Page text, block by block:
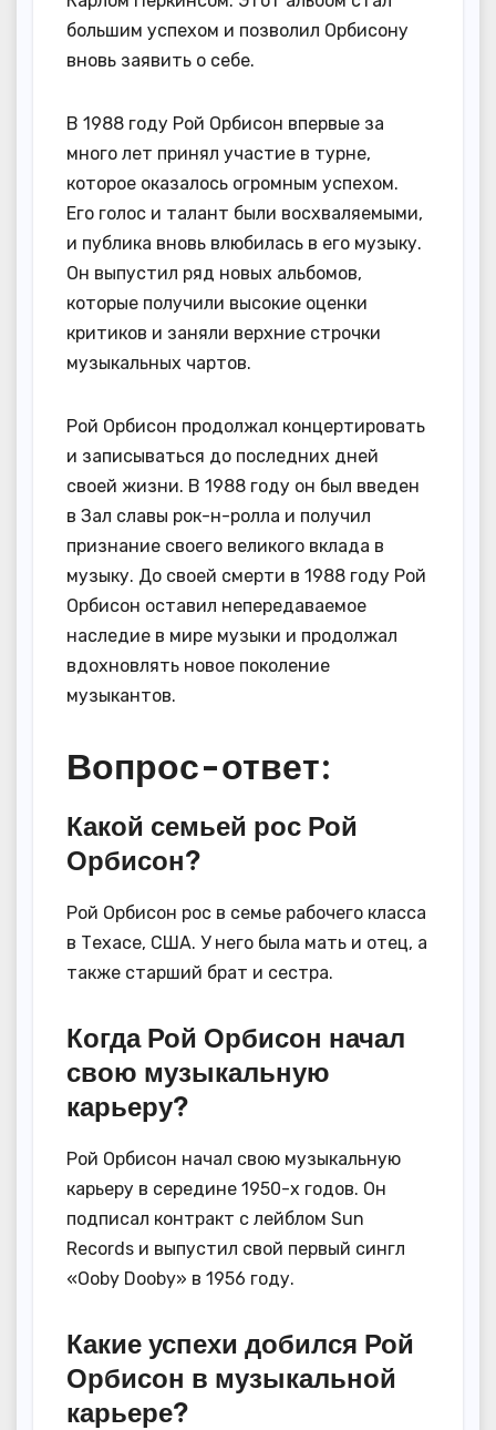
большим успехом и позволил Орбисону
вновь заявить о себе.
В 1988 году Рой Орбисон впервые за
много лет принял участие в турне,
которое оказалось огромным успехом.
Его голос и талант были восхваляемыми,
и публика вновь влюбилась в его музыку.
Он выпустил ряд новых альбомов,
которые получили высокие оценки
критиков и заняли верхние строчки
музыкальных чартов.
Рой Орбисон продолжал концертировать
и записываться до последних дней
своей жизни. В 1988 году он был введен
в Зал славы рок-н-ролла и получил
признание своего великого вклада в
музыку. До своей смерти в 1988 году Рой
Орбисон оставил непередаваемое
наследие в мире музыки и продолжал
вдохновлять новое поколение
музыкантов.
Вопрос-ответ:
Какой семьей рос Рой
Орбисон?
Рой Орбисон рос в семье рабочего класса
в Техасе, США. У него была мать и отец, а
также старший брат и сестра.
Когда Рой Орбисон начал
свою музыкальную
карьеру?
Рой Орбисон начал свою музыкальную
карьеру в середине 1950-х годов. Он
подписал контракт с лейблом Sun
Records и выпустил свой первый сингл
«Ooby Dooby» в 1956 году.
Какие успехи добился Рой
Орбисон в музыкальной
карьере?